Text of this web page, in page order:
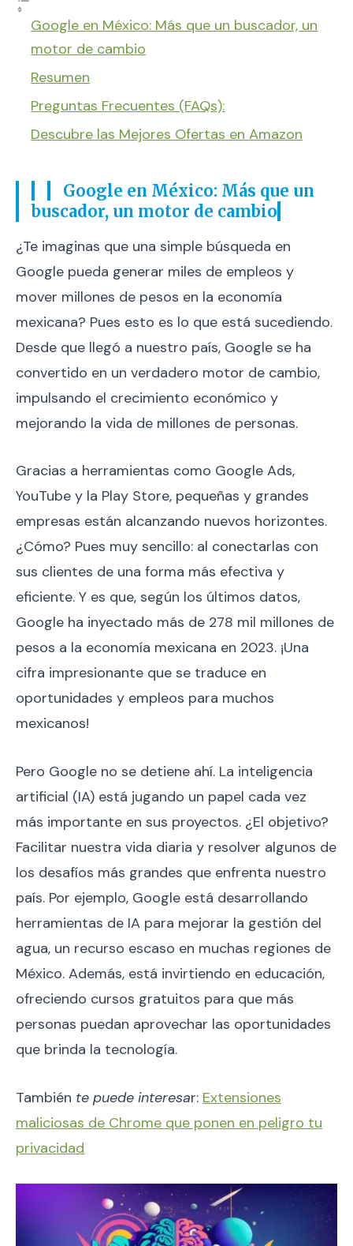
Google en México: Más que un buscador, un
motor de cambio
Resumen
Preguntas Frecuentes (FAQs):
Descubre las Mejores Ofertas en Amazon
Google en México: Más que un
buscador, un motor de cambio
¿Te imaginas que una simple búsqueda en
Google pueda generar miles de empleos y
mover millones de pesos en la economía
mexicana? Pues esto es lo que está sucediendo.
Desde que llegó a nuestro país, Google se ha
convertido en un verdadero motor de cambio,
impulsando el crecimiento económico y
mejorando la vida de millones de personas.
Gracias a herramientas como Google Ads,
YouTube y la Play Store, pequeñas y grandes
empresas están alcanzando nuevos horizontes.
¿Cómo? Pues muy sencillo: al conectarlas con
sus clientes de una forma más efectiva y
eficiente. Y es que, según los últimos datos,
Google ha inyectado más de 278 mil millones de
pesos a la economía mexicana en 2023. ¡Una
cifra impresionante que se traduce en
oportunidades y empleos para muchos
mexicanos!
Pero Google no se detiene ahí. La inteligencia
artificial (IA) está jugando un papel cada vez
más importante en sus proyectos. ¿El objetivo?
Facilitar nuestra vida diaria y resolver algunos de
los desafíos más grandes que enfrenta nuestro
país. Por ejemplo, Google está desarrollando
herramientas de IA para mejorar la gestión del
agua, un recurso escaso en muchas regiones de
México. Además, está invirtiendo en educación,
ofreciendo cursos gratuitos para que más
personas puedan aprovechar las oportunidades
que brinda la tecnología.
También te puede interesar: Extensiones
maliciosas de Chrome que ponen en peligro tu
privacidad